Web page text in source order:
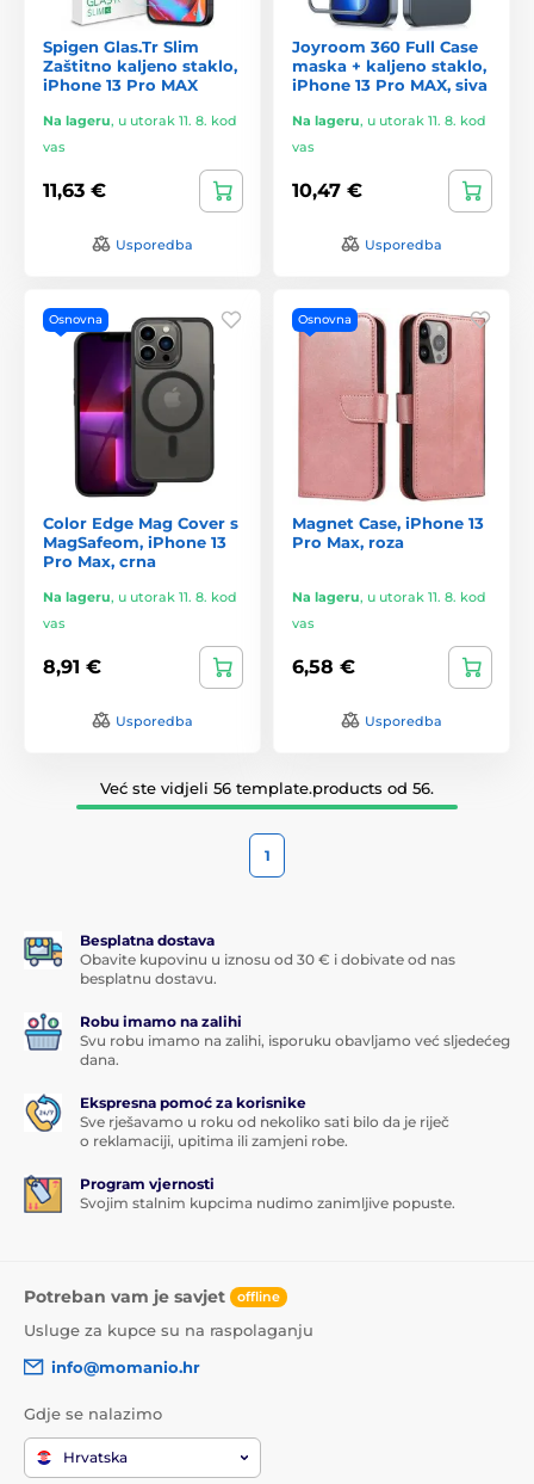
Spigen Glas.Tr Slim
Zaštitno kaljeno staklo,
iPhone 13 Pro MAX
Na lageru, u utorak 11. 8. kod
vas
11,63 €
Usporedba
Joyroom 360 Full Case
maska + kaljeno staklo,
iPhone 13 Pro MAX, siva
Na lageru, u utorak 11. 8. kod
vas
10,47 €
Usporedba
Osnovna
Color Edge Mag Cover s
MagSafeom, iPhone 13
Pro Max, crna
Na lageru, u utorak 11. 8. kod
vas
8,91 €
Usporedba
Osnovna
Magnet Case, iPhone 13
Pro Max, roza
Na lageru, u utorak 11. 8. kod
vas
6,58 €
Usporedba
Već ste vidjeli 56 template.products od 56.
1
Besplatna dostava
Obavite kupovinu u iznosu od 30 € i dobivate od nas
besplatnu dostavu.
Robu imamo na zalihi
Svu robu imamo na zalihi, isporuku obavljamo već sljedećeg
dana.
Ekspresna pomoć za korisnike
Sve rješavamo u roku od nekoliko sati bilo da je riječ
o reklamaciji, upitima ili zamjeni robe.
Program vjernosti
Svojim stalnim kupcima nudimo zanimljive popuste.
Potreban vam je savjet offline
Usluge za kupce su na raspolaganju
info@momanio.hr
Gdje se nalazimo
Hrvatska